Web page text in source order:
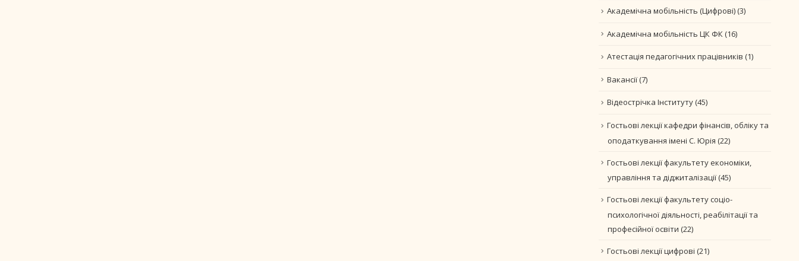
Академічна мобільність (Цифрові)(3)
Академічна мобільність ЦК ФК(16)
Атестація педагогічних працівників (1)
Вакансії(7)
Відеострічка Інституту(45)
Гостьові лекції кафедри фінансів, обліку та
оподаткування імені С. Юрія (22)
Гостьові лекції факультету економіки,
управління та діджиталізації(45)
Гостьові лекції факультету соціо-
психологічної діяльності, реабілітації та
професійної освіти (22)
Гостьові лекції цифрові (21)